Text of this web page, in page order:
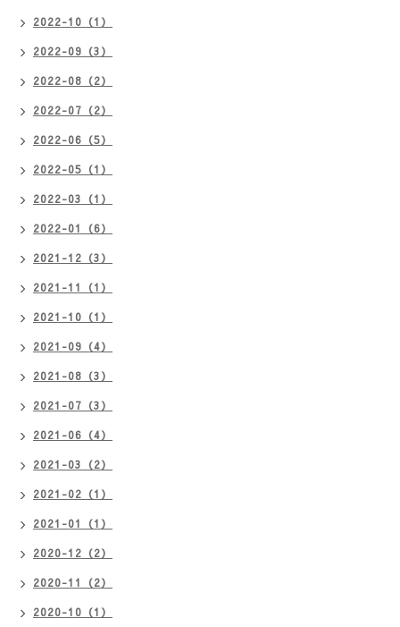
2022-10（1）
2022-09（3）
2022-08（2）
2022-07（2）
2022-06（5）
2022-05（1）
2022-03（1）
2022-01（6）
2021-12（3）
2021-11（1）
2021-10（1）
2021-09（4）
2021-08（3）
2021-07（3）
2021-06（4）
2021-03（2）
2021-02（1）
2021-01（1）
2020-12（2）
2020-11（2）
2020-10（1）